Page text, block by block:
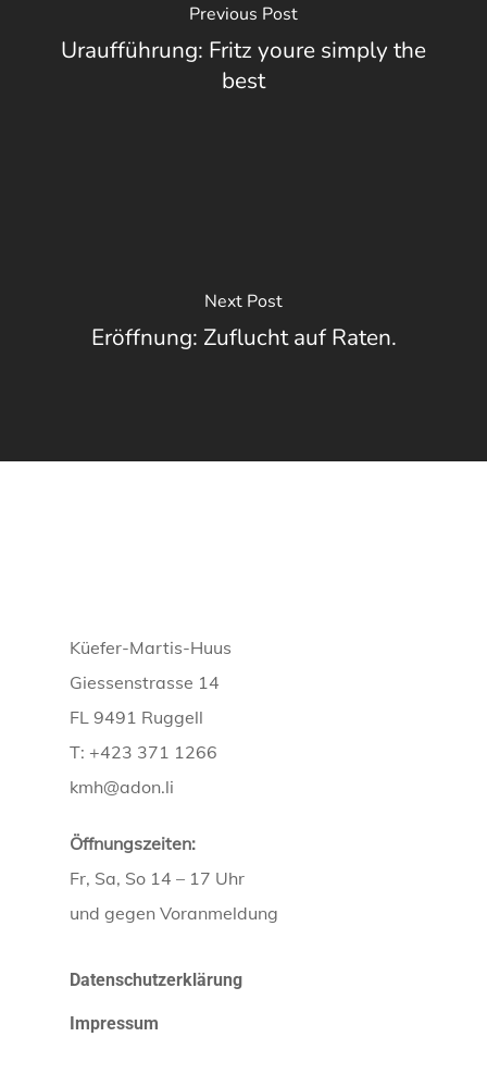
Previous Post
Uraufführung: Fritz youre simply the
best
Next Post
Eröffnung: Zuflucht auf Raten.
Küefer-Martis-Huus
Giessenstrasse 14
FL 9491 Ruggell
T: +423 371 1266
kmh@adon.li
Öffnungszeiten:
Fr, Sa, So 14 – 17 Uhr
und gegen Voranmeldung
Datenschutzerklärung
Impressum